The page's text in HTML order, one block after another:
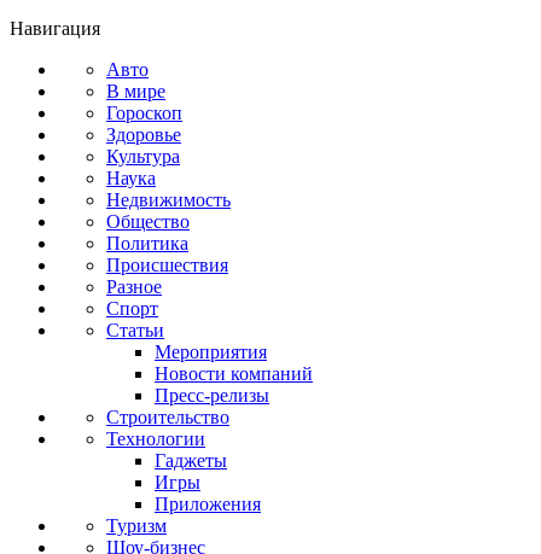
Навигация
Авто
В мире
Гороскоп
Здоровье
Культура
Наука
Недвижимость
Общество
Политика
Происшествия
Разное
Спорт
Статьи
Мероприятия
Новости компаний
Пресс-релизы
Строительство
Технологии
Гаджеты
Игры
Приложения
Туризм
Шоу-бизнес